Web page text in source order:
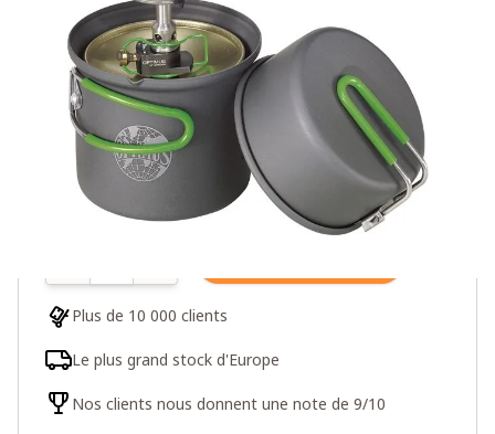
Optimus Crux Lite + Terra Solo
0 avis
65,00€
1 en stock
Plus de 10 000 clients
Le plus grand stock d'Europe
Nos clients nous donnent une note de 9/10